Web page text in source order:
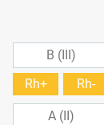
B (III)
Rh+
Rh-
A (II)